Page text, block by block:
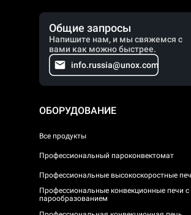
Общие запросы
Напишите нам, и мы свяжемся с
вами как можно быстрее.
info.russia@unox.com
ОБОРУДОВАНИЕ
Все продукты
Профессиональный пароконвектомат
Профессиональные высокоскоростные
Профессиональные конвекционные печи с
парообразованием